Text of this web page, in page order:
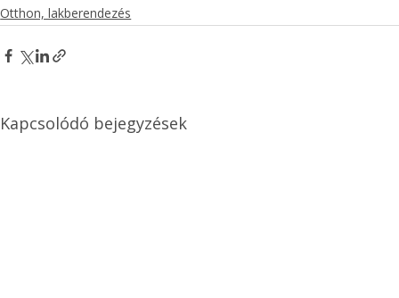
Otthon, lakberendezés
Kapcsolódó bejegyzések